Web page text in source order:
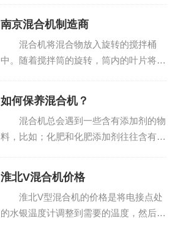
广告
孔中是不是有焊接烟尘射出。有下列几类
状况： ...
南京混合机制造商
混合机将混合物放入旋转的搅拌桶
中。随着搅拌筒的旋转，筒内的叶片将混
好为止。这台混合机通常搅拌塑料和半塑
料混凝土。...
如何保养混合机？
混合机总会遇到一些含有添加剂的物
料，比如；化肥和化肥添加剂往往含有一
拌器设备，腐蚀性物质是无法搅拌的，这
会削弱我们...
淮北V混合机价格
淮北V型混合机的价格是将电接点处
的水银温度计调整到需要的温度，然后拧